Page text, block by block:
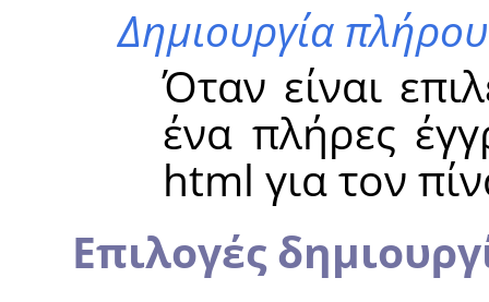
Δημιουργία
Όταν είναι
ένα πλήρες
html για τον
Επιλογές